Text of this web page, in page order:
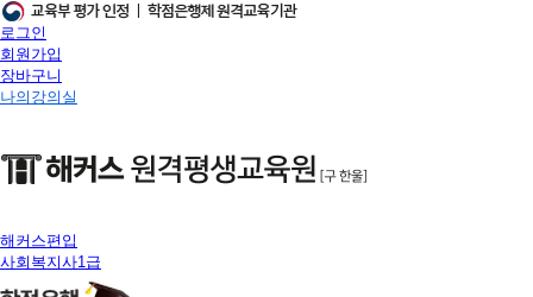
로그인
회원가입
장바구니
나의강의실
해커스편입
사회복지사1급